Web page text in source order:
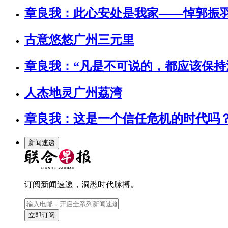
章良我：此心安处是我家——悼郭振
古意悠悠广州三元里
章良我：“凡是不可说的，都应该保持
人杰地灵广州荔湾
章良我：这是一个信任危机的时代吗
新闻速递
订阅新闻速递，洞悉时代脉搏。
立即订阅